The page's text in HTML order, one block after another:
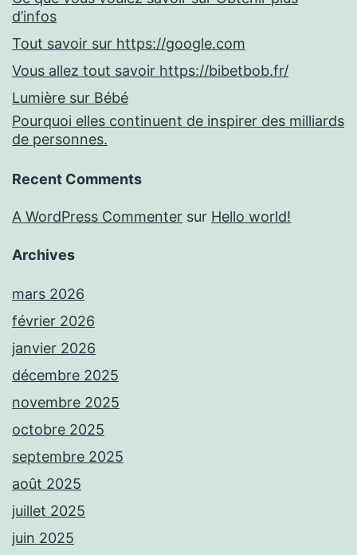
d’infos
Tout savoir sur https://google.com
Vous allez tout savoir https://bibetbob.fr/
Lumière sur Bébé
Pourquoi elles continuent de inspirer des milliards
de personnes.
Recent Comments
A WordPress Commenter sur Hello world!
Archives
mars 2026
février 2026
janvier 2026
décembre 2025
novembre 2025
octobre 2025
septembre 2025
août 2025
juillet 2025
juin 2025